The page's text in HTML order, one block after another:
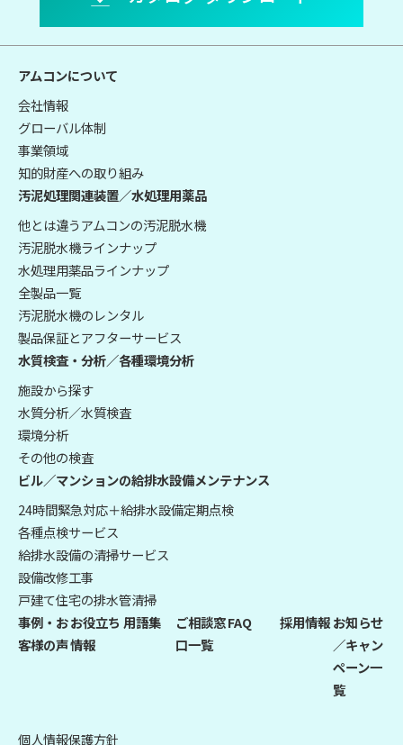
アムコンについて
会社情報
グローバル体制
事業領域
知的財産への取り組み
汚泥処理関連装置／水処理用薬品
他とは違うアムコンの汚泥脱水機
汚泥脱水機ラインナップ
水処理用薬品ラインナップ
全製品一覧
汚泥脱水機のレンタル
製品保証とアフターサービス
水質検査・分析／各種環境分析
施設から探す
水質分析／水質検査
環境分析
その他の検査
ビル／マンションの給排水設備メンテナンス
24時間緊急対応＋給排水設備定期点検
各種点検サービス
給排水設備の清掃サービス
設備改修工事
戸建て住宅の排水管清掃
事例・お
客様の声
お役立ち
情報
用語集
ご相談窓
口一覧
FAQ 採用情報お知らせ
／キャン
ペーン一
覧
個人情報保護方針